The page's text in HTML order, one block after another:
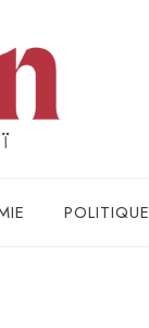
POLITIQUE